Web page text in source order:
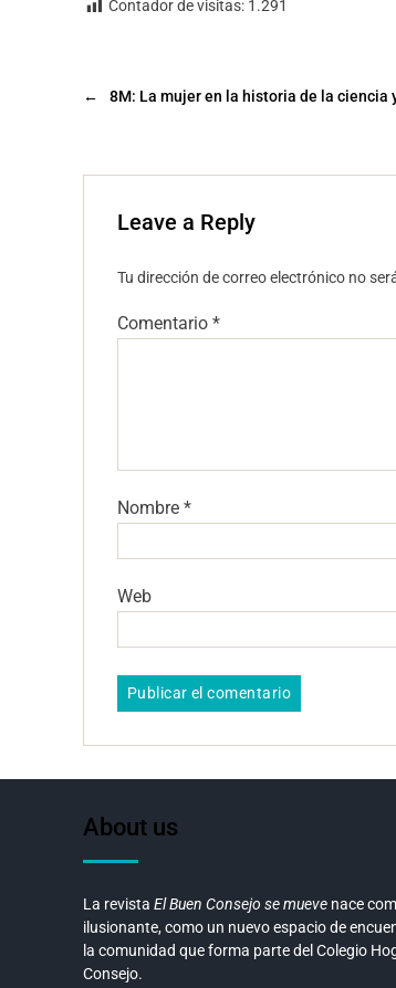
Contador de visitas: 1.291
← 8M: La mujer en la historia de la ciencia
Leave a Reply
Tu dirección de correo electrónico no
Comentario *
Nombre *
Web
About us
La revista El Buen Consejo se mueve nace
ilusionante, como un nuevo espacio de
la comunidad que forma parte del Colegio
Consejo.